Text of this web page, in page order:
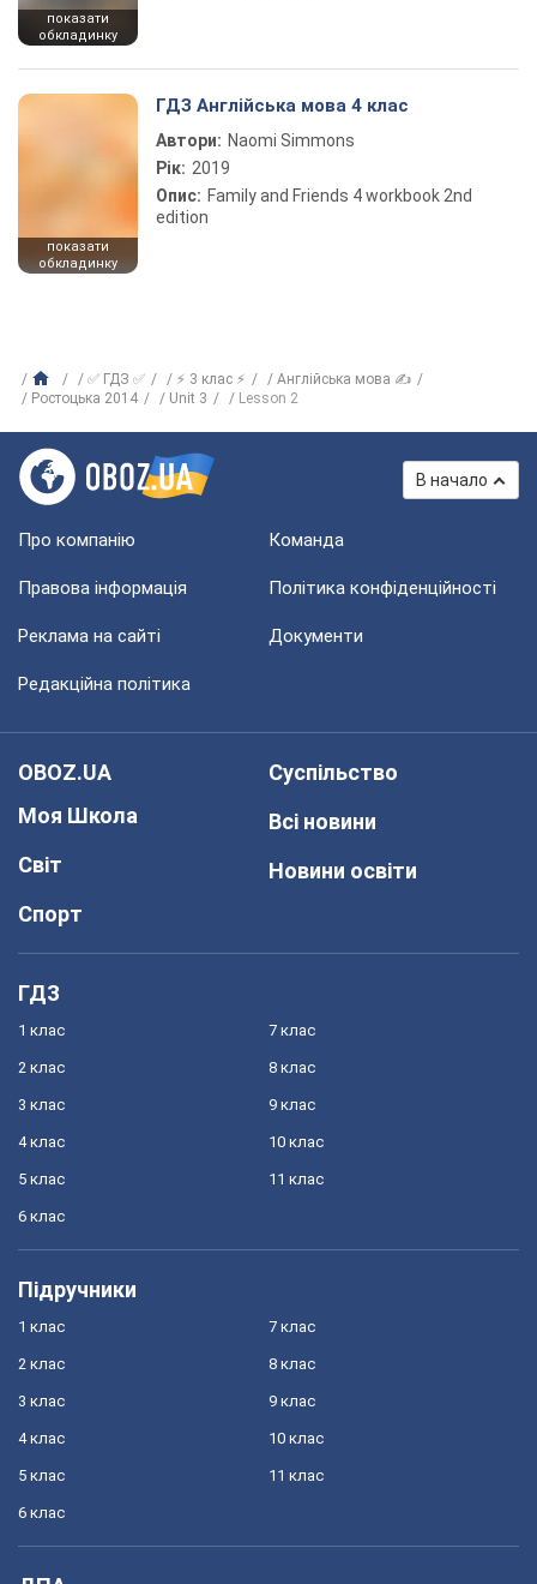
показати
обкладинку
показати
обкладинку
ГДЗ Англійська мова 4 клас
Автори: Naomi Simmons
Рік: 2019
Опис: Family and Friends 4 workbook 2nd
edition
✅ ГДЗ ✅ ⚡ 3 клас ⚡
Англійська мова ✍
Ростоцька 2014
Unit 3 Lesson 2
В начало
Про компанію Команда
Правова інформація Політика конфіденційності
Реклама на сайті Документи
Редакційна політика
OBOZ.UA
Моя Школа
Світ
Спорт
Суспільство
Всі новини
Новини освіти
ГДЗ
1 клас
2 клас
3 клас
4 клас
5 клас
6 клас
7 клас
8 клас
9 клас
10 клас
11 клас
Підручники
1 клас
2 клас
3 клас
4 клас
5 клас
6 клас
7 клас
8 клас
9 клас
10 клас
11 клас